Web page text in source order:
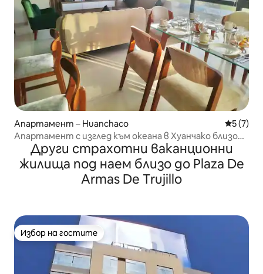
Апартамент – Huanchaco Средна
5 (7)
Апартамент с изглед към океана в Хуанчако близо
до плаж за сърф
Други страхотни ваканционни
жилища под наем близо до Plaza De
Armas De Trujillo
Избор на гостите
Избор на гостите